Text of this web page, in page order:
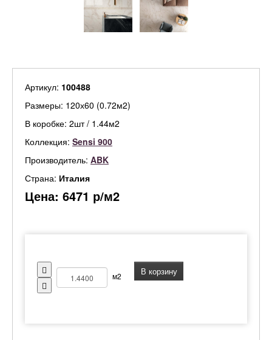
Артикул: 100488
Размеры: 120х60 (0.72м2)
В коробке: 2шт / 1.44м2
Коллекция: Sensi 900
Производитель: ABK
Страна: Италия
Цена: 6471 р/м2
м2 В корзину